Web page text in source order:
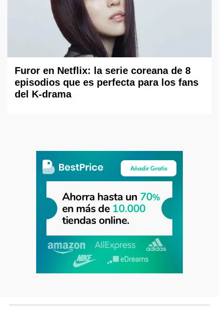
Furor en Netflix: la serie coreana de 8
episodios que es perfecta para los fans
del K-drama